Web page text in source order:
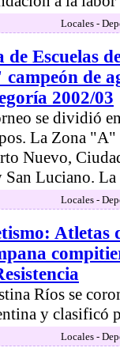
Locales -
de Escuelas
de
2002/03
se dividió
La Zona
Nuevo,
San Luciano.
Locales -
Atletas
Ríos se
y clasificó
Locales -